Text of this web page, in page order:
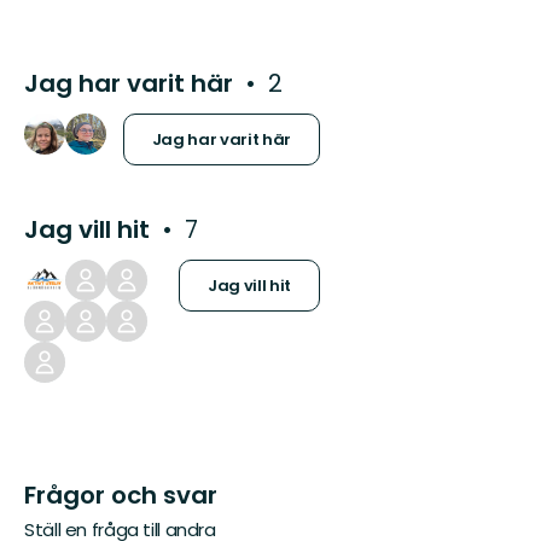
Jag har varit här 2
Jag har varit här
Jag vill hit 7
Jag vill hit
Frågor och svar
Ställ en fråga till andra